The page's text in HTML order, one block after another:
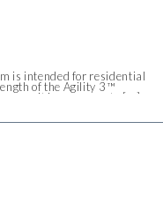
is intended for residential
of the Agility 3 ™
it is very easy to [...]